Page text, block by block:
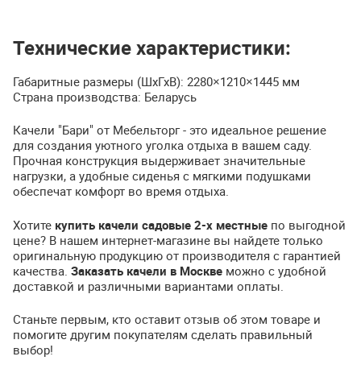
Технические характеристики:
Габаритные размеры (ШхГхВ): 2280×1210×1445 мм
Страна производства: Беларусь
Качели "Бари" от Мебельторг - это идеальное решение
для создания уютного уголка отдыха в вашем саду.
Прочная конструкция выдерживает значительные
нагрузки, а удобные сиденья с мягкими подушками
обеспечат комфорт во время отдыха.
Хотите купить качели садовые 2-х местные по выгодной
цене? В нашем интернет-магазине вы найдете только
оригинальную продукцию от производителя с гарантией
качества. Заказать качели в Москве можно с удобной
доставкой и различными вариантами оплаты.
Станьте первым, кто оставит отзыв об этом товаре и
помогите другим покупателям сделать правильный
выбор!